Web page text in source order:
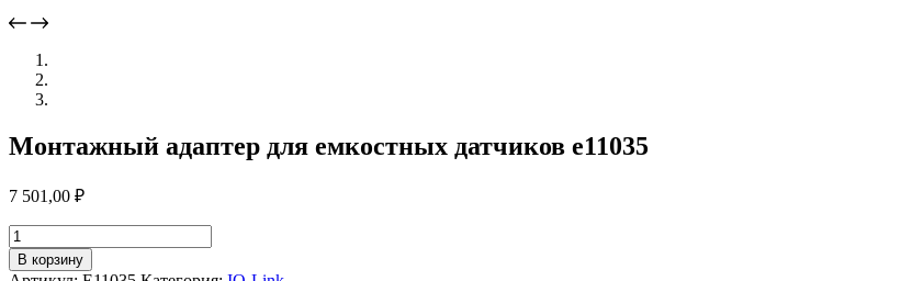
Монтажный адаптер для емкостных датчиков e11035
7 501,00 ₽
Количество
товара
Монтажный
В корзину